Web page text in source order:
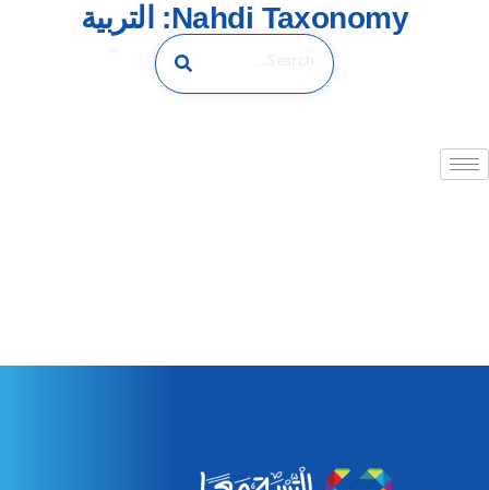
Nahdi Taxonomy: التربية